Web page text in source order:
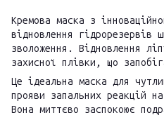
Кремова маска з
відновлення гідрорезервів
зволоження. Відновлення
захисної плівки, що
Це ідеальна маска для
прояви запальних реакцій
Вона миттєво заспокоює